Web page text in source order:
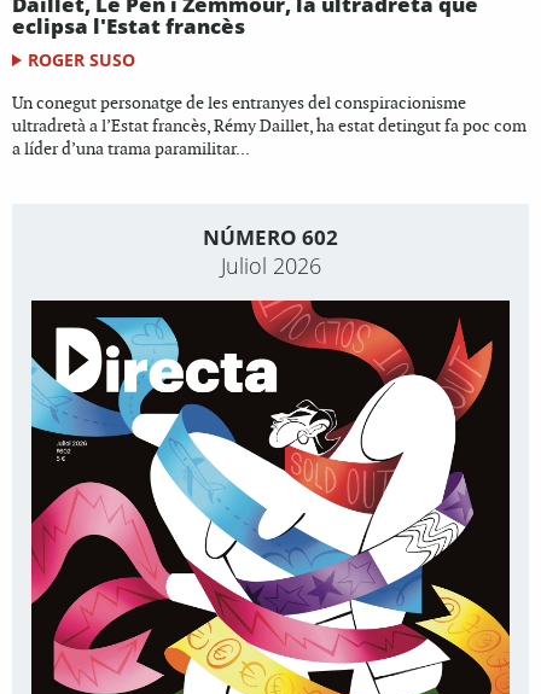
eclipsa l'Estat francès
ROGER SUSO
Un conegut personatge de les entranyes del conspiracionisme
ultradretà a l’Estat francès, Rémy Daillet, ha estat detingut fa poc com
a líder d’una trama paramilitar...
NÚMERO 602
Juliol 2026